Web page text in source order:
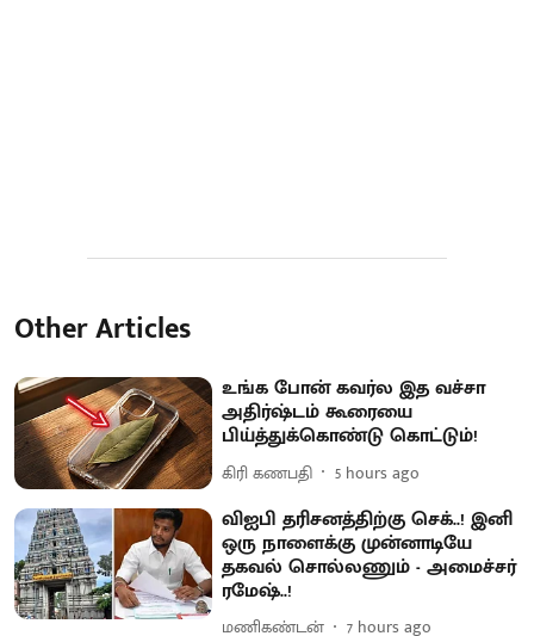
Other Articles
உங்க போன் கவர்ல இத வச்சா
அதிர்ஷ்டம் கூரையை
பிய்த்துக்கொண்டு கொட்டும்!
கிரி கணபதி 5 hours ago
விஐபி தரிசனத்திற்கு செக்..! இனி
ஒரு நாளைக்கு முன்னாடியே
தகவல் சொல்லணும் - அமைச்சர்
ரமேஷ்..!
மணிகண்டன் 7 hours ago